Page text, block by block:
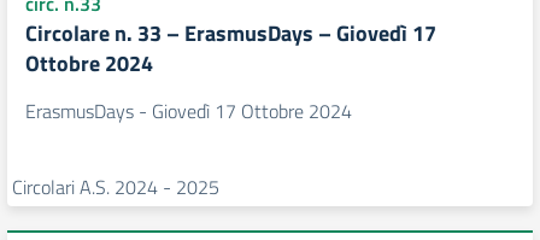
Circolare n. 33 – ErasmusDays – Giovedì 17
Ottobre 2024
ErasmusDays - Giovedì 17 Ottobre 2024
Circolari A.S. 2024 - 2025